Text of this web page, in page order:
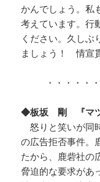
かんでしょう。私
考えています。行
ください。久しぶ
ましょう！ 情宣
・・・・・
◆板坂 剛 『マ
怒りと笑いが同
の広告拒否事件。
たから、鹿砦社の
脅迫的な要求があ